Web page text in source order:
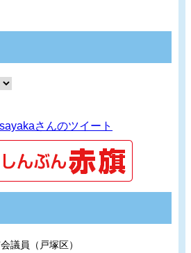
さんのツイート
議員（戸塚区）